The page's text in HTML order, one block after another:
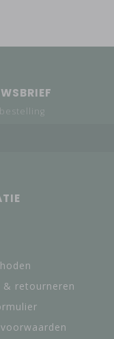
& retourneren